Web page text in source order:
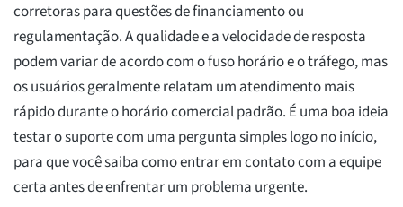
corretoras para questões de financiamento ou
regulamentação. A qualidade e a velocidade de resposta
podem variar de acordo com o fuso horário e o tráfego, mas
os usuários geralmente relatam um atendimento mais
rápido durante o horário comercial padrão. É uma boa ideia
testar o suporte com uma pergunta simples logo no início,
para que você saiba como entrar em contato com a equipe
certa antes de enfrentar um problema urgente.